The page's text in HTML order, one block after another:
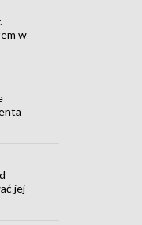
w
jej